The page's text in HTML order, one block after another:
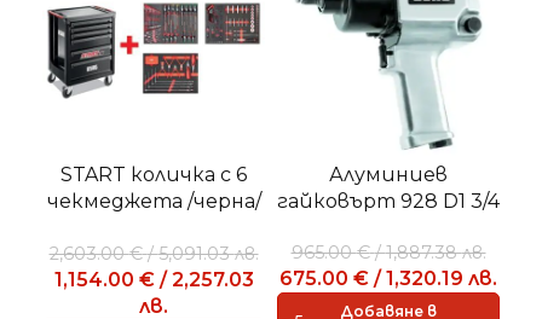
START количка с 6
чекмеджета /черна/
инструменти USAG
2,603.00€ /5,091.03лв.
1,154.00 € /2,257.03
лв.
Алуминиев
гайковърт 928 D1 3/4
965.00€ /1,887.38лв.
675.00 € /1,320.19 лв.
Добавяне в